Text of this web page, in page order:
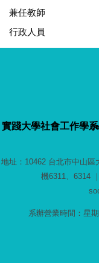
兼任教師
行政人員
實踐大學社會工作學系
地址：10462 台北市中山區
機6311、6314
系辦營業時間：星